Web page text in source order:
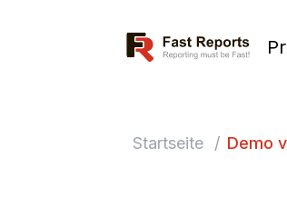
Fast Reports
Startseite / Demo